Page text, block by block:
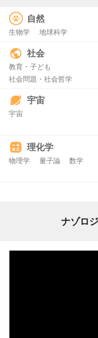
自然
生物学 地球科学
社会
教育・子ども
社会問題・社会哲学
宇宙
宇宙
理化学
物理学 量子論 数学
ナゾロ